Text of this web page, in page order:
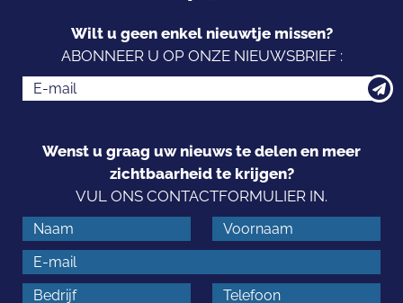
Wilt u geen enkel nieuwtje missen?
ABONNEER U OP ONZE NIEUWSBRIEF :
Wenst u graag uw nieuws te delen en meer
zichtbaarheid te krijgen?
VUL ONS CONTACTFORMULIER IN.